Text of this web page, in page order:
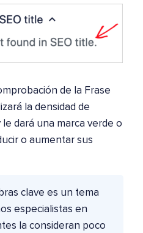
de la Frase
la densidad de
dará una marca verde o
o aumentar sus
clave es un tema
especialistas en
la consideran poco